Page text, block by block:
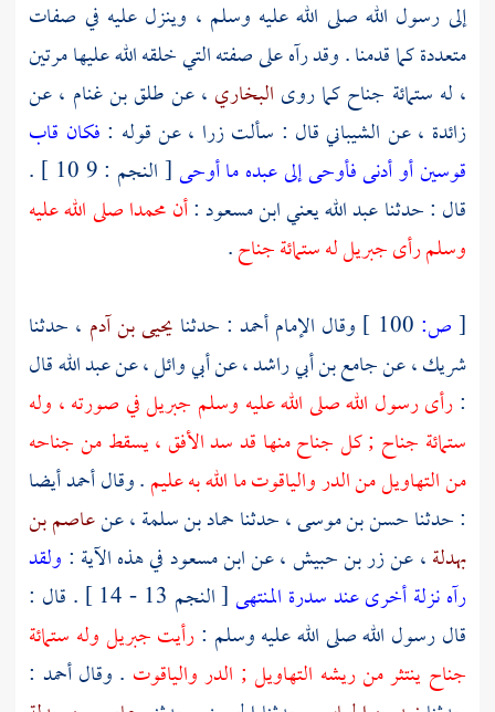
إلى رسول الله صلى الله عليه وسلم ، وينزل عليه في صفات
متعددة كما قدمنا . وقد رآه على صفته التي خلقه الله عليها مرتين
، له ستمائة جناح كما روى البخاري ، عنطلق بن غنام ، عن
زائدة ، عن الشيبانيقال : سألتزرا ، عن قوله : فكان قاب
قوسين أو أدنى فأوحى إلى عبده ما أوحى
[ النجم : 9 10 ] .
قال : حدثناعبد اللهيعنيابن مسعود:أنمحمداصلى الله عليه
وسلم رأىجبريلله ستمائة جناح.
[ص: وقال الإمامأحمد : حدثنا يحيى بن آدم ، حدثنا
شريك، عنجامع بن أبي راشد، عنأبي وائل، عنعبد اللهقال
:رأى رسول الله صلى الله عليه وسلم جبريلفي صورته ، وله
ستمائة جناح ; كل جناح منها قد سد الأفق ، يسقط من جناحه
من التهاويل من الدر والياقوت ما الله به عليم. وقالأحمدأيضا
: حدثناحسن بن موسى، حدثناحماد بن سلمة، عنعاصم بن
بهدلة، عنزر بن حبيش، عنابن مسعودفي هذه الآية : ولقد
رآه نزلة أخرى عند سدرة المنتهى
[ النجم 13 - 14 ] . قال :
قال رسول الله صلى الله عليه وسلم :رأيتجبريلوله ستمائة
جناح ينتثر من ريشه التهاويل ; الدر والياقوت . وقالأحمد :